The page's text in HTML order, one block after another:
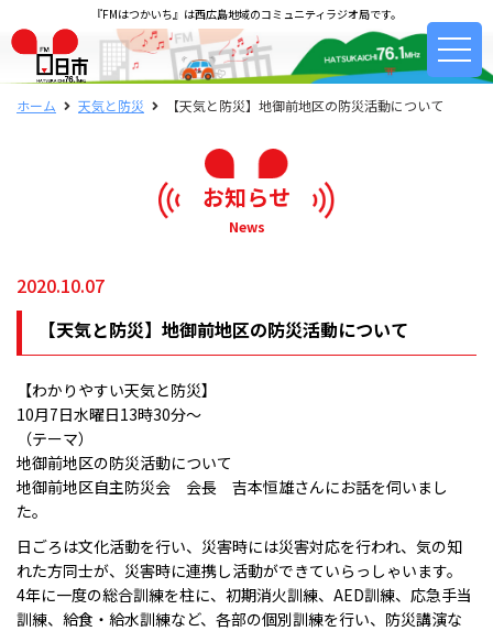
『FMはつかいち』は西広島地域のコミュニティラジオ局です。
ホーム 天気と防災 【天気と防災】地御前地区の防災活動について
お知らせ
News
2020.10.07
【天気と防災】地御前地区の防災活動について
【わかりやすい天気と防災】
10月7日水曜日13時30分〜
（テーマ）
地御前地区の防災活動について
地御前地区自主防災会 会長 吉本恒雄さんにお話を伺いまし
た。
日ごろは文化活動を行い、災害時には災害対応を行われ、気の知
れた方同士が、災害時に連携し活動ができていらっしゃいます。
4年に一度の総合訓練を柱に、初期消火訓練、AED訓練、応急手当
訓練、給食・給水訓練など、各部の個別訓練を行い、防災講演な